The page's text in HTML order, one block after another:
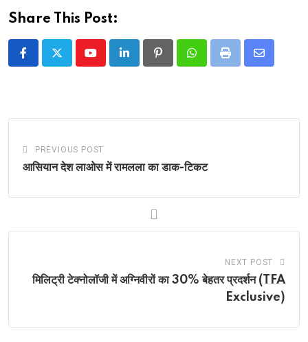
Share This Post:
YoutubeLinkedIn PinterestWhatsappPrint
Share
PREVIOUS POST
आसियान देश लाओस में रामलला का डाक-टिकट
NEXT POST
मिलिट्री टेक्नोलॉजी में अग्निवीरों का 30% बेहतर प्रदर्शन (TFA
Exclusive)